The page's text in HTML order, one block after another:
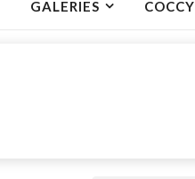
GALERIES